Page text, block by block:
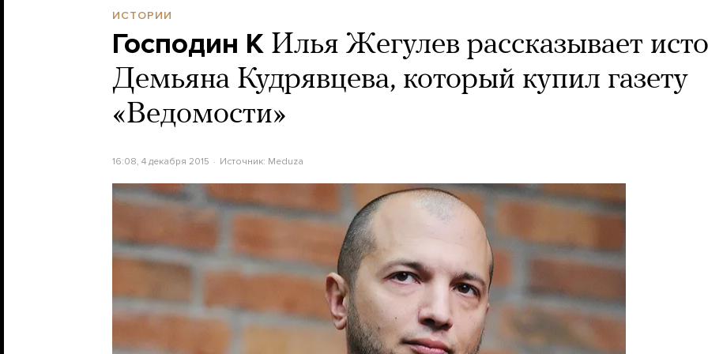
ИСТОРИИ
Господин К Илья Жегулев рассказывает
Демьяна Кудрявцева, который купил газету
«Ведомости»
16:08, 4 декабря 2015 Источник: Meduza